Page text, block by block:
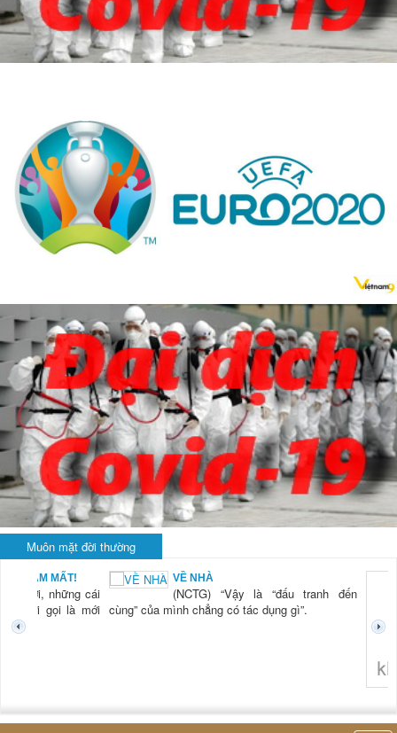
Muôn mặt đời thường
NAM MẤT!
“Xời, những cái
mới gọi là mới
VỀ NHÀ
(NCTG) “Vậy là “đấu tranh đến
cùng” của mình chẳng có tác dụng gì”.